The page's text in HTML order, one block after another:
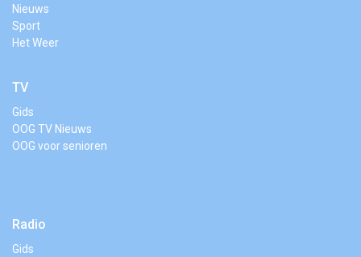
Nieuws
Sport
Het Weer
TV
Gids
OOG TV Nieuws
OOG voor senioren
Radio
Gids